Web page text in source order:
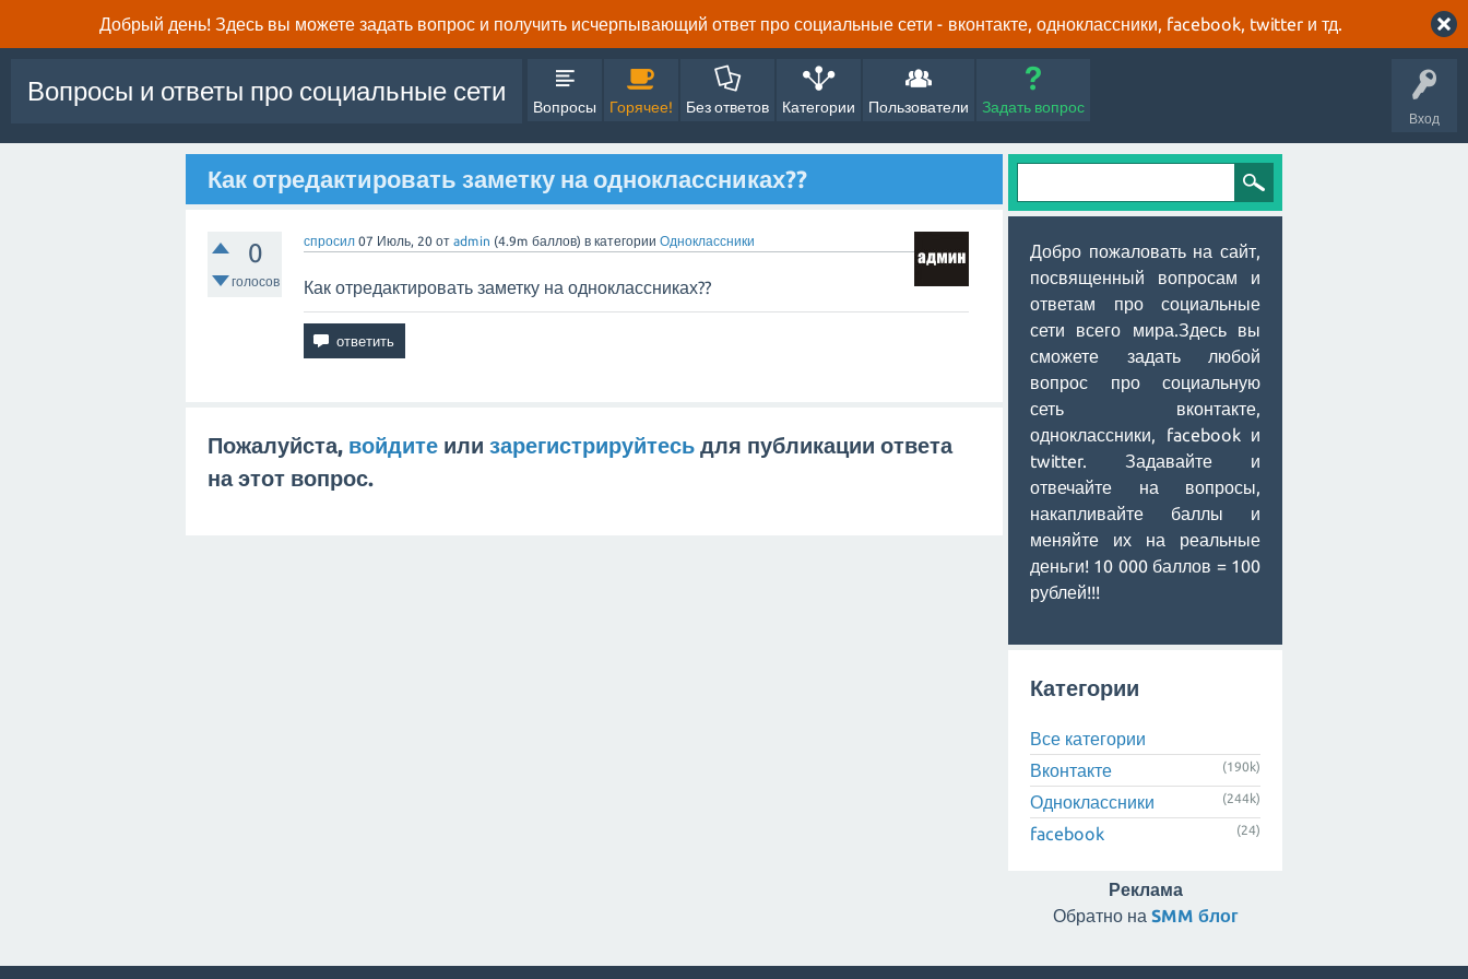
Добрый день! Здесь вы можете задать вопрос и получить исчерпывающий ответ про социальные сети - вконтакте, одноклассники, facebook, twitter и тд.
Вход
Вопросы и ответы про социальные сети
Вопросы Горячее! Без ответов Категории Пользователи Задать вопрос
Как отредактировать заметку на одноклассниках??
0
голосов
спросил 07 Июль, 20 от admin (4.9m баллов) в категории Одноклассники
Как отредактировать заметку на одноклассниках??
Пожалуйста, войдите или зарегистрируйтесь для публикации ответа
на этот вопрос.
Добро пожаловать на сайт,
посвященный вопросам и
ответам про социальные
сети всего мира.Здесь вы
сможете задать любой
вопрос про социальную
сеть вконтакте,
одноклассники, facebook и
twitter. Задавайте и
отвечайте на вопросы,
накапливайте баллы и
меняйте их на реальные
деньги! 10 000 баллов = 100
рублей!!!
Категории
Все категории
Вконтакте
(190k)
Одноклассники (244k)
facebook (24)
Реклама
Обратно на SMM блог